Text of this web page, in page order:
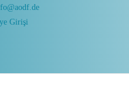
Girişi